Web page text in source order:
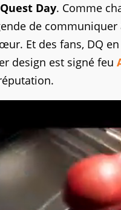
Day. Comme
de
Et des fans, DQ
design est signé feu